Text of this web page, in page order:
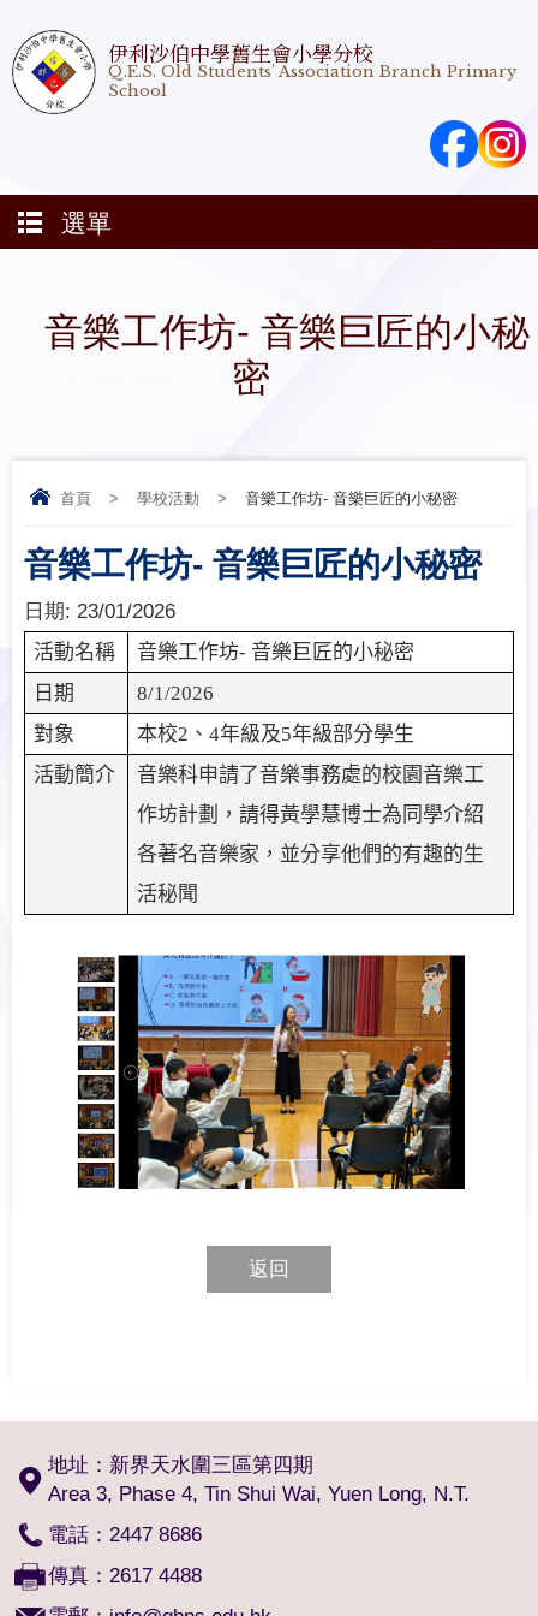
伊利沙伯中學舊生會小學分校
Q.E.S. Old Students' Association Branch Primary
School
選單
音樂工作坊- 音樂巨匠的小秘
密
首頁 > 學校活動 > 音樂工作坊- 音樂巨匠的小秘密
音樂工作坊- 音樂巨匠的小秘密
日期: 23/01/2026
活動名稱
音樂工作坊- 音樂巨匠的小秘密
日期
8/1/2026
對象
本校2 、4年級及5年級部分學生
活動簡介
音樂科申請了音樂事務處的校園音樂工
作坊計劃，請得黃學慧博士為同學介紹
各著名音樂家，並分享他們的有趣的生
活秘聞
返回
地址：新界天水圍三區第四期
Area 3, Phase 4, Tin Shui Wai, Yuen Long, N.T.
電話：2447 8686
傳真：2617 4488